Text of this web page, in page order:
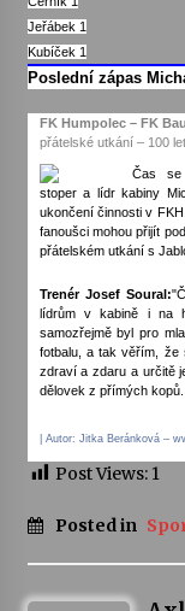
Jeřábek 1
Kubíček 1
Poslední zápas
FK Humpolec – FK
přátelské utkání – 100
Čas se
stoper a lídr kabiny
ukončení činnosti v
fanoušci mohou přijít
přátelském utkání s
Trenér Josef Soural:
lídrům v kabině i na
samozřejmě byl pro
fotbalu, a tak věřím, že
zdraví a zdaru a určitě
dělovek z přímých
| Autor: Jitka Beránková–
Post Views: 1
Posted in